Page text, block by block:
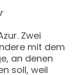
Zwei
mit dem
an denen
soll, weil